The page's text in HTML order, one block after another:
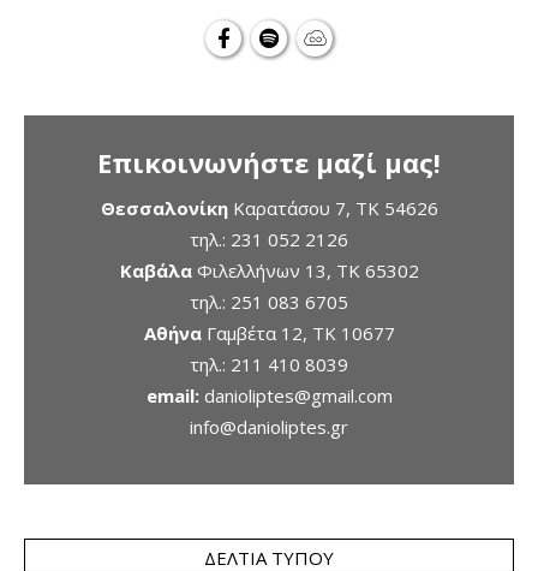
Επικοινωνήστε μαζί μας!
ΘεσσαλονίκηΚαρατάσου 7, TK 54626
τηλ.: 231 052 2126
ΚαβάλαΦιλελλήνων 13, ΤΚ 65302
τηλ.: 251 083 6705
ΑθήναΓαμβέτα 12, ΤΚ 10677
τηλ.: 211 410 8039
email: danioliptes@gmail.com
info@danioliptes.gr
ΔΕΛΤΊΑ ΤΎΠΟΥ